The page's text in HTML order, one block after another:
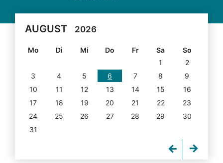
AUGUST 2026
Mo Di Mi Do Fr Sa
So
1
2
3
4 5 6 7 8
9
10
11 12 13 14 15
16
17
18 19 20 21 22
23
24
25 26 27 28 29
30
31